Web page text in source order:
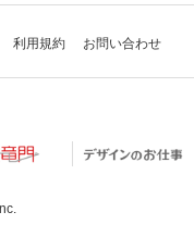
利用規約 お問い合わせ